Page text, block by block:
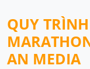
QUY
AN MEDIA